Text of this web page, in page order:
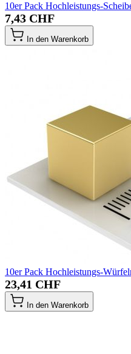
10er Pack Hochleistungs-
7,43 CHF
In den Warenkorb
10er Pack Hochleistungs-
23,41 CHF
In den Warenkorb